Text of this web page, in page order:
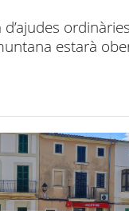
estarà